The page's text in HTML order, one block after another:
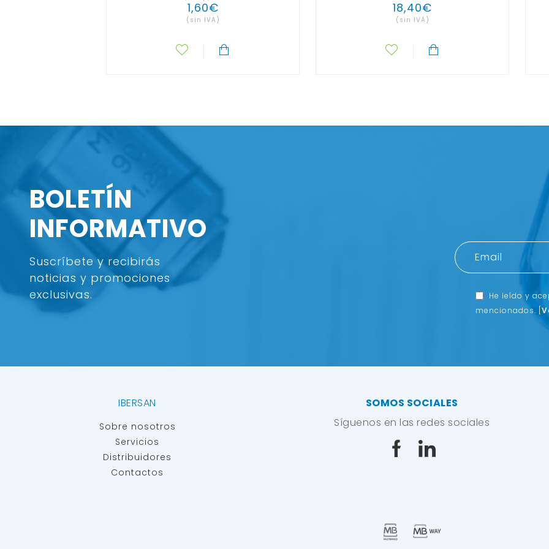
1,60€
(sin IVA)
18,40€
(sin IVA)
BOLETÍN
INFORMATIVO
Suscríbete y recibirás
noticias y promociones
exclusivas.
He leído y
mencionados.
IBERSAN
Sobre nosotros
Servicios
Distribuidores
Contactos
SOMOS SOCIALES
Síguenos en las redes sociales